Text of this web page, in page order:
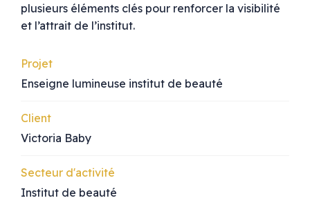
plusieurs éléments clés pour renforcer la visibilité
et l’attrait de l’institut.
Projet
Enseigne lumineuse institut de beauté
Client
Victoria Baby
Secteur d'activité
Institut de beauté